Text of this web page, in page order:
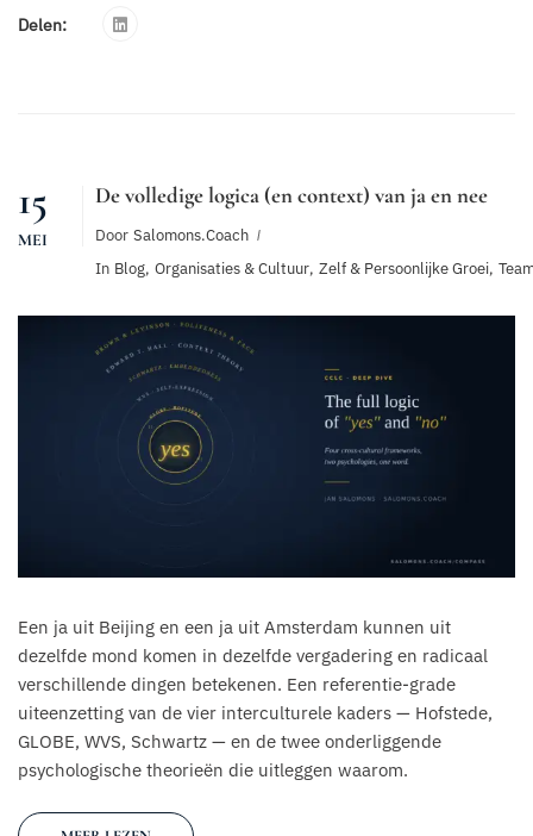
Delen:
15
MEI
De volledige logica (en context) van ja en nee
Door Salomons.coach
In Blog, Organisaties & Cultuur, Zelf & Persoonlijke Groei,
Een ja uit Beijing en een ja uit Amsterdam kunnen uit
dezelfde mond komen in dezelfde vergadering en radicaal
verschillende dingen betekenen. Een referentie-grade
uiteenzetting van de vier interculturele kaders — Hofstede,
GLOBE, WVS, Schwartz — en de twee onderliggende
psychologische theorieën die uitleggen waarom.